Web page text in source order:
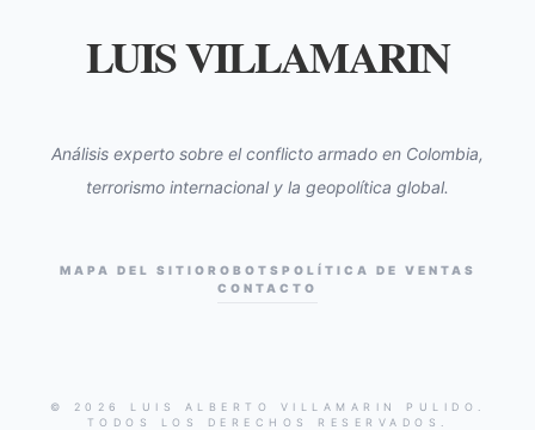
LUIS VILLAMARIN
Análisis experto sobre el conflicto armado en Colombia,
terrorismo internacional y la geopolítica global.
MAPA DEL SITIO ROBOTS POLÍTICA DE VENTAS
CONTACTO
© 2026 LUIS ALBERTO VILLAMARIN PULIDO.
TODOS LOS DERECHOS RESERVADOS.